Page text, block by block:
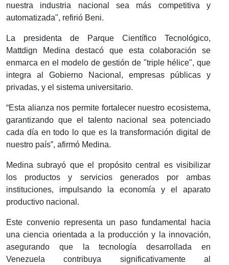
nuestra industria nacional sea más competitiva y
automatizada", refirió Beni.
La presidenta de Parque Científico Tecnológico,
Mattdign Medina destacó que esta colaboración se
enmarca en el modelo de gestión de "triple hélice", que
integra al Gobierno Nacional, empresas públicas y
privadas, y el sistema universitario.
​“Esta alianza nos permite fortalecer nuestro ecosistema,
garantizando que el talento nacional sea potenciado
cada día en todo lo que es la transformación digital de
nuestro país”, afirmó Medina.
Medina subrayó que el propósito central es visibilizar
los productos y servicios generados por ambas
instituciones, impulsando la economía y el aparato
productivo nacional.
Este convenio representa un paso fundamental hacia
una ciencia orientada a la producción y la innovación,
asegurando que la tecnología desarrollada en
Venezuela contribuya significativamente al